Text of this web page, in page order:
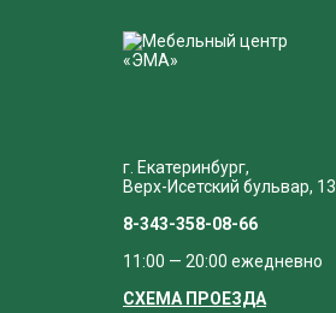
г. Екатеринбург,
Верх-Исетский бульвар, 13
8-343-358-08-66
11:00 — 20:00 ежедневно
СХЕМА ПРОЕЗДА